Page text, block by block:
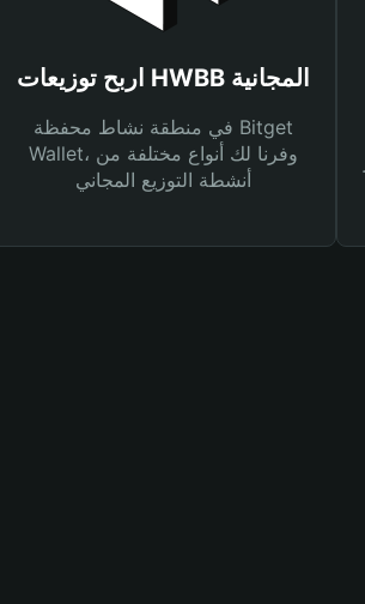
اربح توزيعات HWBB المجانية
في منطقة نشاط محفظة Bitget
Wallet، وفرنا لك أنواع مختلفة من
أنشطة التوزيع المجاني